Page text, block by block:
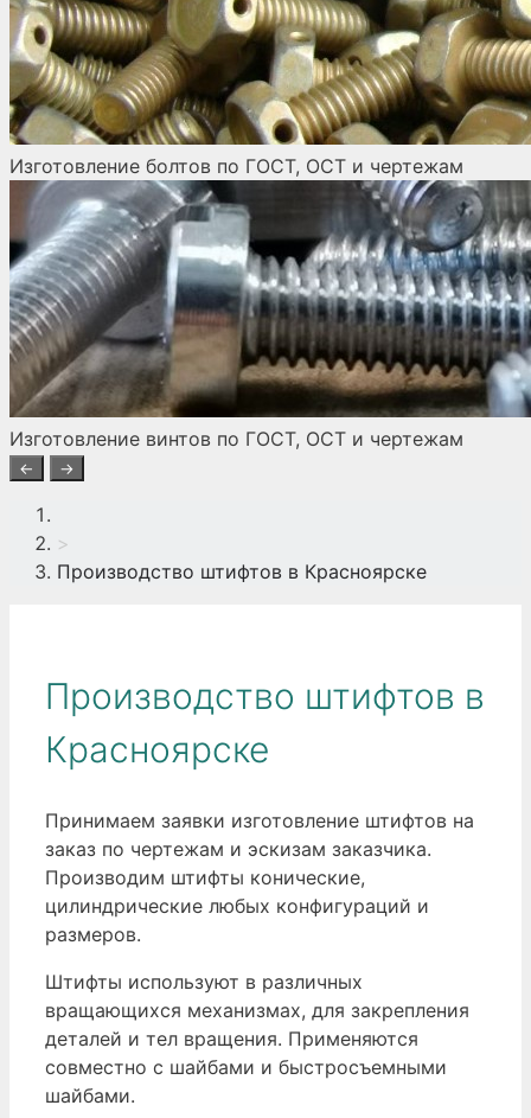
Изготовление болтов по ГОСТ, ОСТ и чертежам
Изготовление винтов по ГОСТ, ОСТ и чертежам
← →
>
Производство штифтов в Красноярске
Производство штифтов в
Красноярске
Принимаем заявки изготовление штифтов на
заказ по чертежам и эскизам заказчика.
Производим штифты конические,
цилиндрические любых конфигураций и
размеров.
Штифты используют в различных
вращающихся механизмах, для закрепления
деталей и тел вращения. Применяются
совместно с шайбами и быстросъемными
шайбами.